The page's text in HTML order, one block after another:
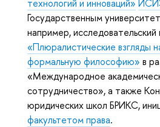
технологий и инноваций»
Государственным
например, исследовательский
«Плюралистические взгляды
формальную философию» в
«Международное
сотрудничество», а также
юридических школ БРИКС,
факультетом права.